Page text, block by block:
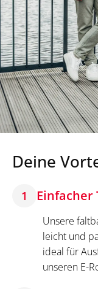
Deine
1 Einfacher
Unsere
leicht und
ideal für
unseren E-